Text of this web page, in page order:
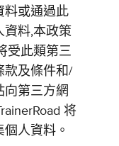
料或通過此
資料,本政策
受此類第三
款及條件和/
向第三方網
将
人資料。